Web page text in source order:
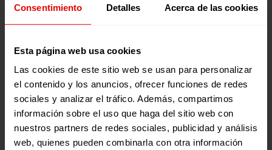
Consentimiento Detalles Acerca de las cookies
Esta página web usa cookies
Las cookies de este sitio web se usan para personalizar
el contenido y los anuncios, ofrecer funciones de redes
sociales y analizar el tráfico. Además, compartimos
información sobre el uso que haga del sitio web con
nuestros partners de redes sociales, publicidad y análisis
web, quienes pueden combinarla con otra información